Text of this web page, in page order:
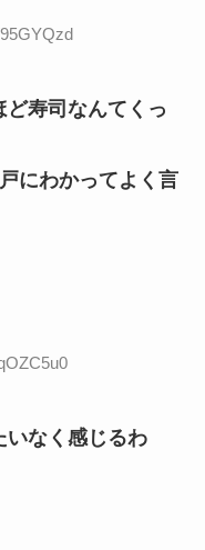
寿司なんてくっ
にわかってよく言
いなく感じるわ